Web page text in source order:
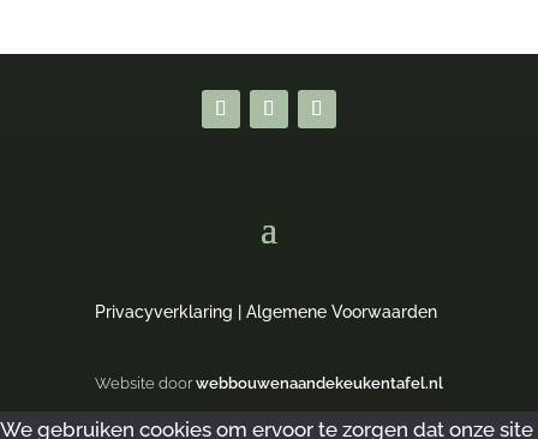
Privacyverklaring |Algemene Voorwaarden
Website doorwebbouwenaandekeukentafel.nl
We gebruiken cookies om ervoor te zorgen dat onze site